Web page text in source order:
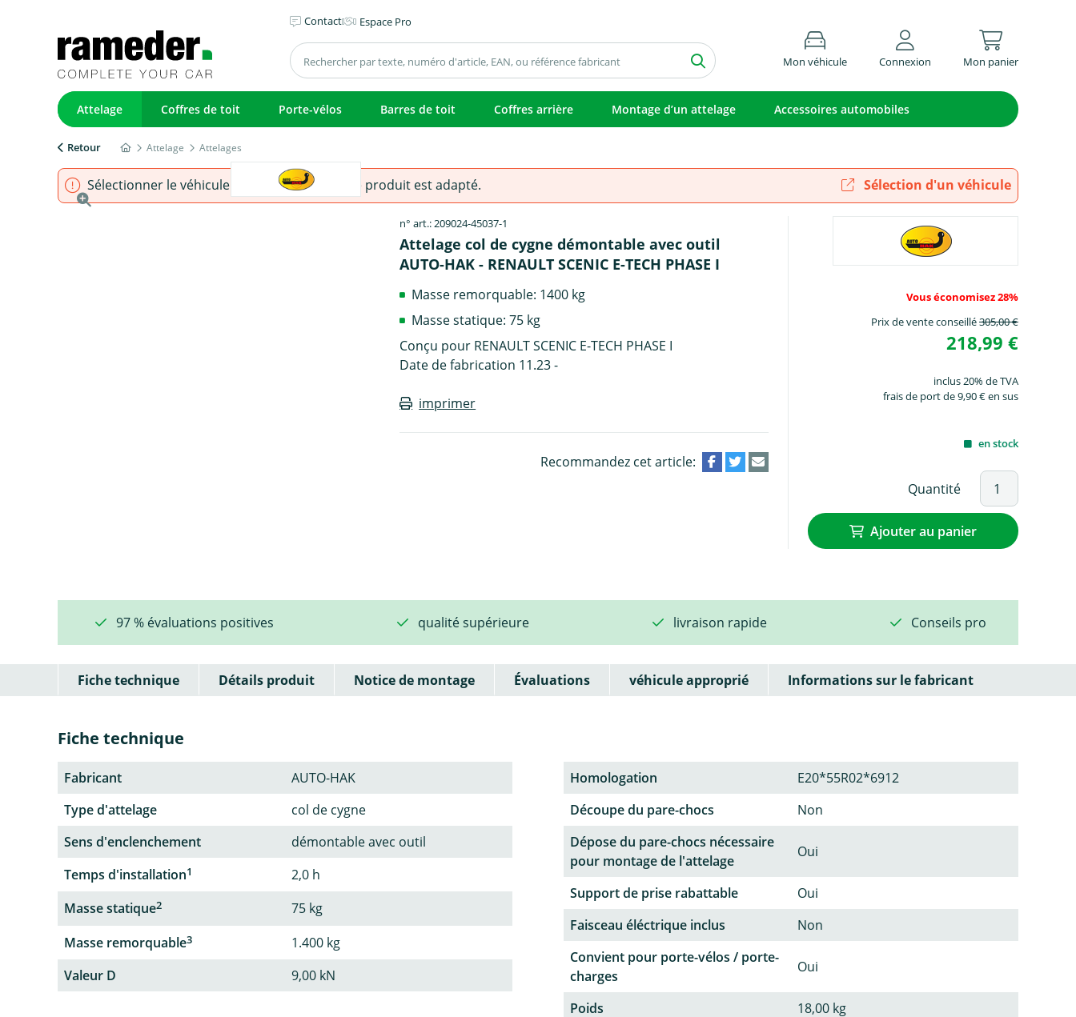
Contact Espace Pro
Mon véhicule Connexion Mon panier
Attelage Coffres de toit Porte-vélos Barres de toit Coffres arrière Montage d’un attelage Accessoires automobiles
Retour Attelage Attelages
Sélectionner le véhicule pour s'assurer que le produit est adapté. Sélection d'un véhicule
n° art.: 209024-45037-1
Attelage col de cygne démontable avec outil
AUTO-HAK - RENAULT SCENIC E-TECH PHASE I
Masse remorquable: 1400 kg
Masse statique: 75 kg
Conçu pour RENAULT SCENIC E-TECH PHASE I
Date de fabrication 11.23 -
imprimer
Recommandez cet article:
Vous économisez 28%
Prix de vente conseillé305,00 €
218,99 €
inclus 20% de TVA
frais de port de 9,90 € en sus
en stock
Quantité
Ajouter au panier
97 % évaluations positives qualité supérieure livraison rapide Conseils pro
Fiche technique Détails produit Notice de montage Évaluations véhicule approprié Informations sur le fabricant
Fiche technique
Fabricant
AUTO-HAK
Type d'attelage
col de cygne
Sens d'enclenchement
démontable avec outil
Temps d'installation1
2,0 h
Masse statique2
75 kg
Masse remorquable3
1.400 kg
Valeur D
9,00 kN
Homologation
E20*55R02*6912
Découpe du pare-chocs
Non
Dépose du pare-chocs nécessaire
pour montage de l'attelage
Oui
Support de prise rabattable
Oui
Faisceau éléctrique inclus
Non
Convient pour porte-vélos / porte-
charges
Oui
Poids 18,00 kg